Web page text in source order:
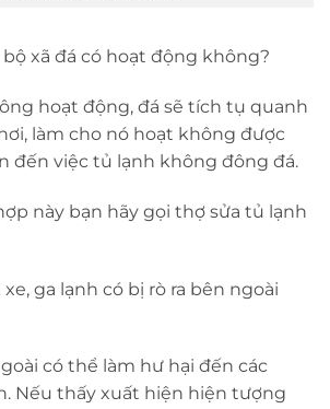
bộ xã đá có hoạt động không?
hoạt động, đá sẽ tích tụ quanh
làm cho nó hoạt không được
đến việc tủ lạnh không đông đá.
này bạn hãy gọi thợ sửa tủ lạnh
xe, ga lạnh có bị rò ra bên ngoài
có thể làm hư hại đến các
Nếu thấy xuất hiện hiện tượng